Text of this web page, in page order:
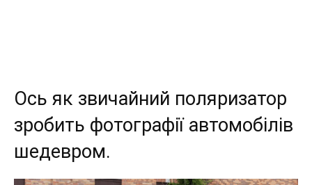
Ось як звичайний поляризатор
зробить фотографії автомобілів
шедевром.